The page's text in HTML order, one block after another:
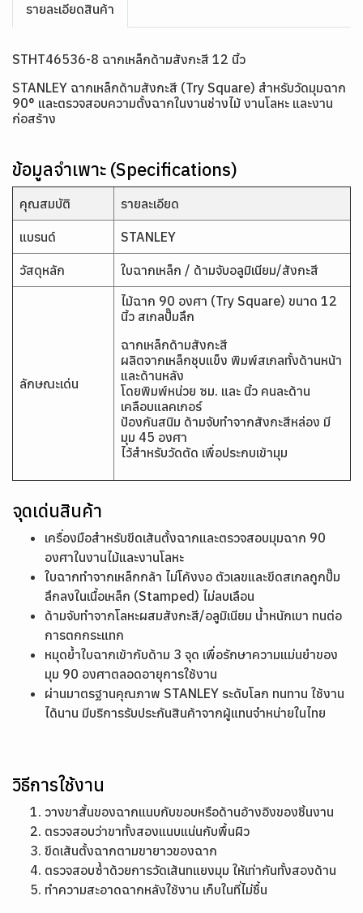
รายละเอียดสินค้า
STHT46536-8 ฉากเหล็กด้ามสังกะสี 12 นิ้ว
STANLEY ฉากเหล็กด้ามสังกะสี (Try Square) สำหรับวัดมุมฉาก
90° และตรวจสอบความตั้งฉากในงานช่างไม้ งานโลหะ และงาน
ก่อสร้าง
ข้อมูลจำเพาะ (Specifications)
คุณสมบัติ รายละเอียด
แบรนด์ STANLEY
วัสดุหลัก ใบฉากเหล็ก / ด้ามจับอลูมิเนียม/สังกะสี
ลักษณะเด่น
ไม้ฉาก 90 องศา (Try Square) ขนาด 12
นิ้ว สเกลปั๊มลึก
ฉากเหล็กด้ามสังกะสี
ผลิตจากเหล็กชุบแข็ง พิมพ์สเกลทั้งด้านหน้า
และด้านหลัง
โดยพิมพ์หน่วย ซม. และ นิ้ว คนละด้าน
เคลือบแลคเกอร์
ป้องกันสนิม ด้ามจับทำจากสังกะสีหล่อง มี
มุม 45 องศา
ไว้สำหรับวัดตัด เพื่อประกบเข้ามุม
จุดเด่นสินค้า
เครื่องมือสำหรับขีดเส้นตั้งฉากและตรวจสอบมุมฉาก 90
องศาในงานไม้และงานโลหะ
ใบฉากทำจากเหล็กกล้า ไม่โค้งงอ ตัวเลขและขีดสเกลถูกปั๊ม
ลึกลงในเนื้อเหล็ก (Stamped) ไม่ลบเลือน
ด้ามจับทำจากโลหะผสมสังกะสี/อลูมิเนียม น้ำหนักเบา ทนต่อ
การตกกระแทก
หมุดย้ำใบฉากเข้ากับด้าม 3 จุด เพื่อรักษาความแม่นยำของ
มุม 90 องศาตลอดอายุการใช้งาน
ผ่านมาตรฐานคุณภาพ STANLEY ระดับโลก ทนทาน ใช้งาน
ได้นาน มีบริการรับประกันสินค้าจากผู้แทนจำหน่ายในไทย
วิธีการใช้งาน
วางขาสั้นของฉากแนบกับขอบหรือด้านอ้างอิงของชิ้นงาน
ตรวจสอบว่าขาทั้งสองแนบแน่นกับพื้นผิว
ขีดเส้นตั้งฉากตามขายาวของฉาก
ตรวจสอบซ้ำด้วยการวัดเส้นทแยงมุม ให้เท่ากันทั้งสองด้าน
ทำความสะอาดฉากหลังใช้งาน เก็บในที่ไม่ชื้น